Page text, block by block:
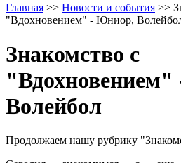
Главная >> Новости и события >>
"Вдохновением" - Юниор,
Знакомство с
Волейбол
Продолжаем нашу рубрику